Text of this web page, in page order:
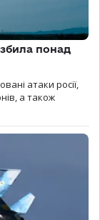
понад
атаки росії,
а також